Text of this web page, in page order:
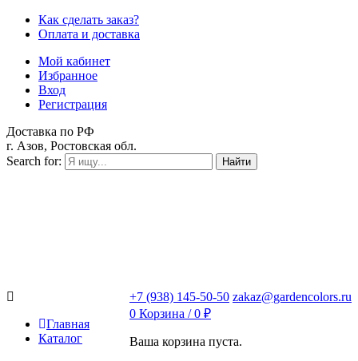
Как сделать заказ?
Оплата и доставка
Мой кабинет
Избранное
Вход
Регистрация
Доставка по РФ
г. Азов, Ростовская обл.
Search for:
Найти
+7 (938) 145-50-50 zakaz@gardencolors.ru
0 Корзина /0 ₽
Ваша корзина пуста.
Главная
Каталог